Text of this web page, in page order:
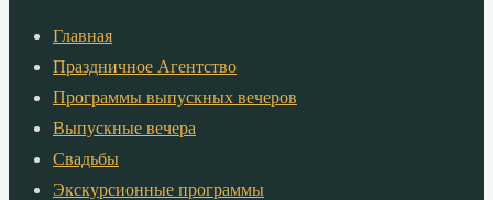
Главная
Праздничное Агентство
Программы выпускных вечеров
Выпускные вечера
Свадьбы
Экскурсионные программы